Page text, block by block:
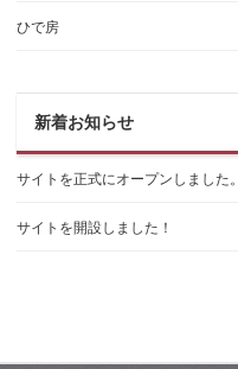
ひで房
新着お知らせ
サイトを正式にオープンしました。
サイトを開設しました！